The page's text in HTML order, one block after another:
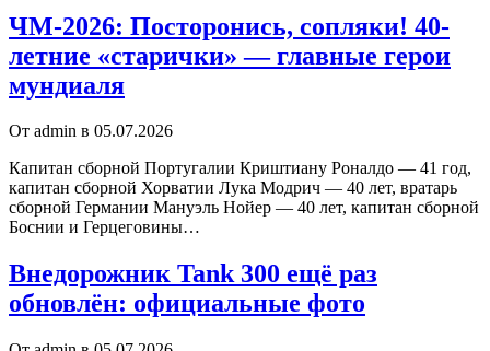
ЧМ-2026: Посторонись, сопляки! 40-
летние «старички» — главные герои
мундиаля
От admin в 05.07.2026
Капитан сборной Португалии Криштиану Роналдо — 41 год,
капитан сборной Хорватии Лука Модрич — 40 лет, вратарь
сборной Германии Мануэль Нойер — 40 лет, капитан сборной
Боснии и Герцеговины…
Внедорожник Tank 300 ещё раз
обновлён: официальные фото